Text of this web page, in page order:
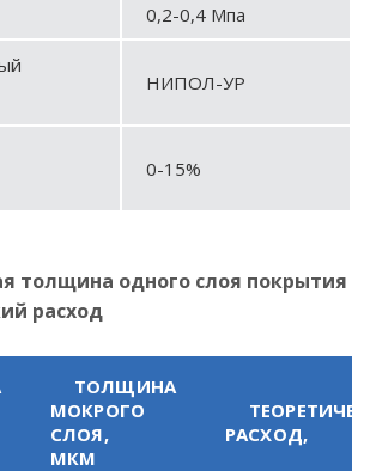
0,2-0,4 Мпа
НИПОЛ-УР
0-15%
толщина одного слоя покрытия
расход
ТОЛЩИНА
МОКРОГО
СЛОЯ,
МКМ
РАСХОД,